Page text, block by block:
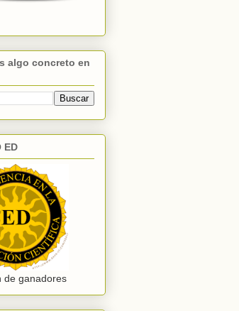
algo concreto en
ED
de ganadores